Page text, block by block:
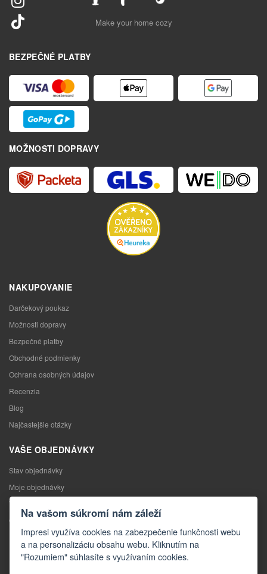
Make your home cozy
BEZPEČNÉ PLATBY
MOŽNOSTI DOPRAVY
NAKUPOVANIE
Darčekový poukaz
Možnosti dopravy
Bezpečné platby
Obchodné podmienky
Ochrana osobných údajov
Recenzia
Blog
Najčastejšie otázky
VAŠE OBJEDNÁVKY
Stav objednávky
Moje objednávky
Výmena tovaru
Odstúpenie od kúpnej zmluvy
Reklamácia
KONTAKTY
Na vašom súkromí nám záleží
Impresi využíva cookies na zabezpečenie funkčnosti webu
a na personalizáciu obsahu webu. Kliknutím na
"Rozumiem" súhlasíte s využívaním cookies.